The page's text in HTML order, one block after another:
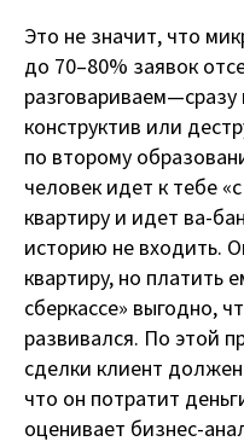
Это не значит, что
до 70–80% заявок
разговариваем —
конструктив или
по второму
человек идет к тебе
квартиру и идет ва-
историю не входить.
квартиру, но платить
сберкассе» выгодно,
развивался. По этой
сделки клиент
что он потратит
оценивает бизнес-